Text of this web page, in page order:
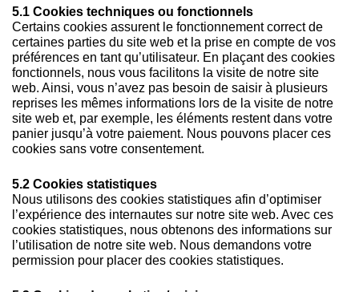
5.1 Cookies techniques ou fonctionnels
Certains cookies assurent le fonctionnement correct de
certaines parties du site web et la prise en compte de vos
préférences en tant qu’utilisateur. En plaçant des cookies
fonctionnels, nous vous facilitons la visite de notre site
web. Ainsi, vous n’avez pas besoin de saisir à plusieurs
reprises les mêmes informations lors de la visite de notre
site web et, par exemple, les éléments restent dans votre
panier jusqu’à votre paiement. Nous pouvons placer ces
cookies sans votre consentement.
5.2 Cookies statistiques
Nous utilisons des cookies statistiques afin d’optimiser
l’expérience des internautes sur notre site web. Avec ces
cookies statistiques, nous obtenons des informations sur
l’utilisation de notre site web. Nous demandons votre
permission pour placer des cookies statistiques.